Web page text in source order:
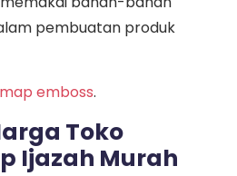
pembuatan produk
emboss.
Toko
Ijazah Murah